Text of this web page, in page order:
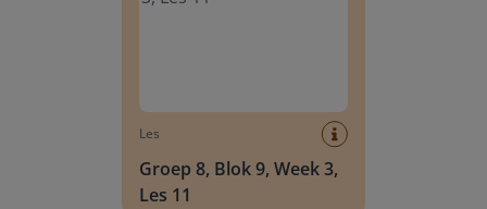
Les
Groep 8, Blok 9, Week 3,
Les 11